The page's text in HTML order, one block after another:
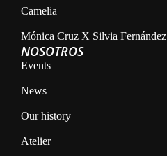
Camelia
Mónica Cruz X Silvia Fernández
NOSOTROS
Events
News
Our history
Atelier